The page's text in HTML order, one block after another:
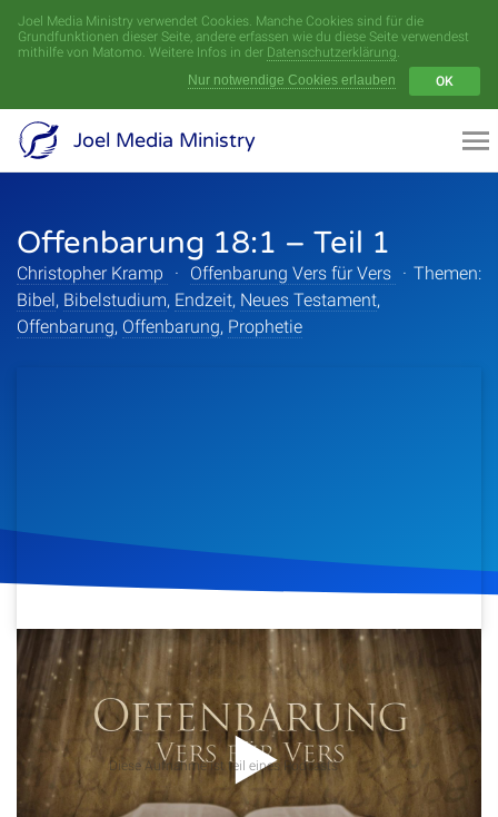
Joel Media Ministry verwendet Cookies. Manche Cookies sind für die
Grundfunktionen dieser Seite, andere erfassen wie du diese Seite verwendest
mithilfe von Matomo. Weitere Infos in der Datenschutzerklärung.
Nur notwendige Cookies erlauben
OK
Joel Media Ministry
Offenbarung 18:1 – Teil 1
Christopher Kramp · Offenbarung Vers für Vers · Themen:
Bibel, Bibelstudium, Endzeit, Neues Testament,
Offenbarung, Offenbarung, Prophetie
26. Oktober 2017 1.439 Klicks Download
Podcast Diese Aufnahme ist teil eines Podcasts
Offenbarung Vers für Vers
Menü
Videoarchiv
Serien
Sprecher
Studienzentrum
Über Uns
Kontakt